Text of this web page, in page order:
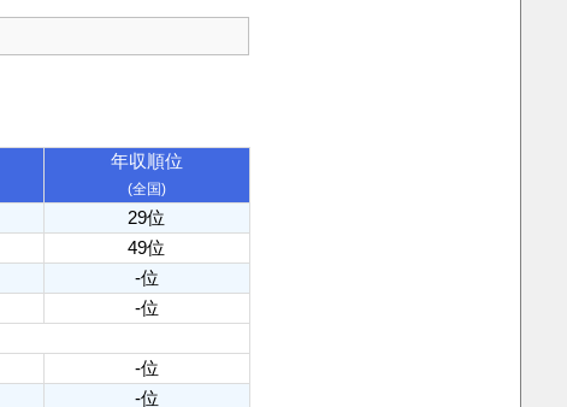
年収順位
(全国)
29位
49位
-位
-位
-位
-位